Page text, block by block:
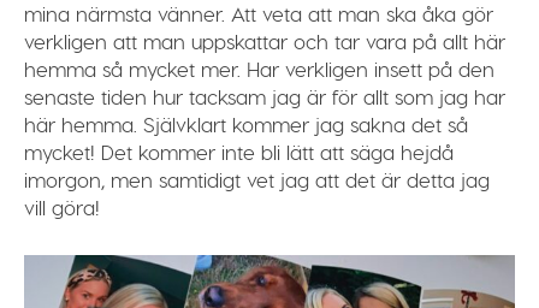
mina närmsta vänner. Att veta att man ska åka gör
verkligen att man uppskattar och tar vara på allt här
hemma så mycket mer. Har verkligen insett på den
senaste tiden hur tacksam jag är för allt som jag har
här hemma. Självklart kommer jag sakna det så
mycket! Det kommer inte bli lätt att säga hejdå
imorgon, men samtidigt vet jag att det är detta jag
vill göra!